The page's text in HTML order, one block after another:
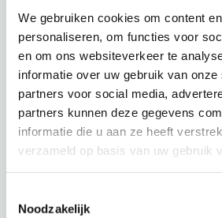
We gebruiken cookies om content
personaliseren, om functies voor
en om ons websiteverkeer te
informatie over uw gebruik van onze
partners voor social media,
partners kunnen deze gegevens
informatie die u aan ze heeft
verzameld op basis van uw gebruik
Noodzakelijk
Lees meer
Copilot Envisioning
Tijdens onze meerdaagse Copilot
workshop nemen we je mee op
alleen de productiviteit verhoogt,